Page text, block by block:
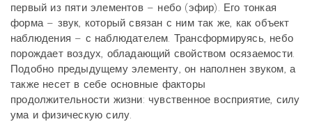
первый из пяти элементов – небо (эфир). Его тонкая
форма – звук, который связан с ним так же, как объект
наблюдения – с наблюдателем. Трансформируясь, небо
порождает воздух, обладающий свойством осязаемости.
Подобно предыдущему элементу, он наполнен звуком, а
также несет в себе основные факторы
продолжительности жизни: чувственное восприятие, силу
ума и физическую силу.